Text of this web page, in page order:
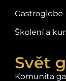
Gastroglobe
Školení a
Svět
Komunita